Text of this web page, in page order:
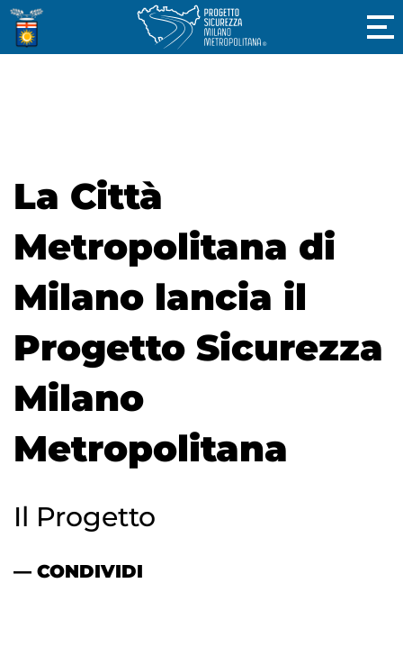
La Città
Metropolitana di
Milano lancia il
Progetto Sicurezza
Milano
Metropolitana
Il Progetto
— CONDIVIDI